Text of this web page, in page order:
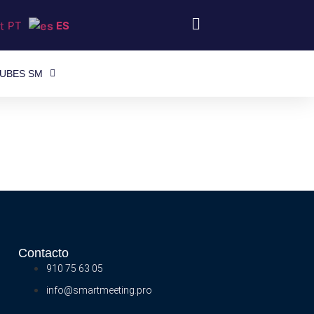
PT ES
SM
Contacto
910 75 63 05
info@smartmeeting.pro